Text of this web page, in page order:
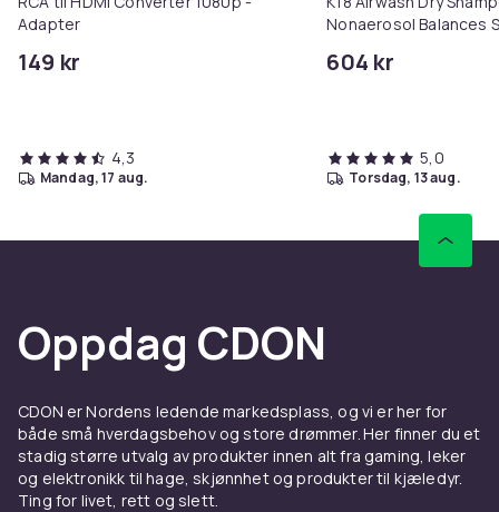
Adapter
149 kr
4,3
mandag, 17 aug.
Nonaerosol Balances
604 kr
5,0
torsdag, 13 aug.
Oppdag CDON
CDON er Nordens ledende markedsplass, og vi er her for
både små hverdagsbehov og store drømmer. Her finner du et
stadig større utvalg av produkter innen alt fra gaming, leker
og elektronikk til hage, skjønnhet og produkter til kjæledyr.
Ting for livet, rett og slett.